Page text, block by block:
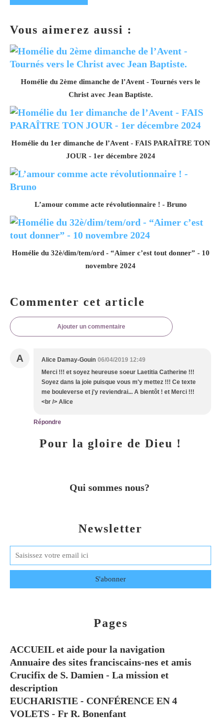
Vous aimerez aussi :
Homélie du 2ème dimanche de l’Avent - Tournés vers le
Christ avec Jean Baptiste.
Homélie du 1er dimanche de l’Avent - FAIS PARAÎTRE TON
JOUR - 1er décembre 2024
L’amour comme acte révolutionnaire ! - Bruno
Homélie du 32è/dim/tem/ord - “Aimer c’est tout donner” - 10
novembre 2024
Commenter cet article
Ajouter un commentaire
A Alice Damay-Gouin 06/04/2019 12:49
Merci !!! et soyez heureuse soeur Laetitia Catherine !!!
Soyez dans la joie puisque vous m'y mettez !!! Ce texte
me bouleverse et j'y reviendrai... A bientôt ! et Merci !!!
<br /> Alice
Répondre
Newsletter
Pages
ACCUEIL et aide pour la navigation
Annuaire des sites franciscains-nes et amis
Crucifix de S. Damien - La mission et
description
EUCHARISTIE - CONFÉRENCE EN 4
VOLETS - Fr R. Bonenfant
Pour la gloire de Dieu !
Qui sommes nous?